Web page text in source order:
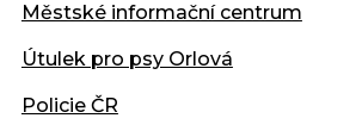
Městské informační centrum
Útulek pro psy Orlová
Policie ČR